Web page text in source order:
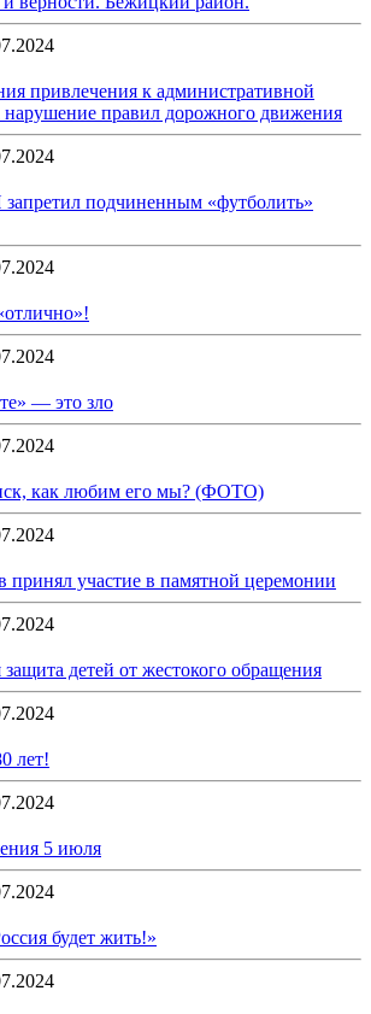
привлечения к административной
нарушение правил дорожного движения
подчиненным «футболить»
— это зло
как любим его мы? (ФОТО)
принял участие в памятной церемонии
детей от жестокого обращения
лет!
5 июля
будет жить!»